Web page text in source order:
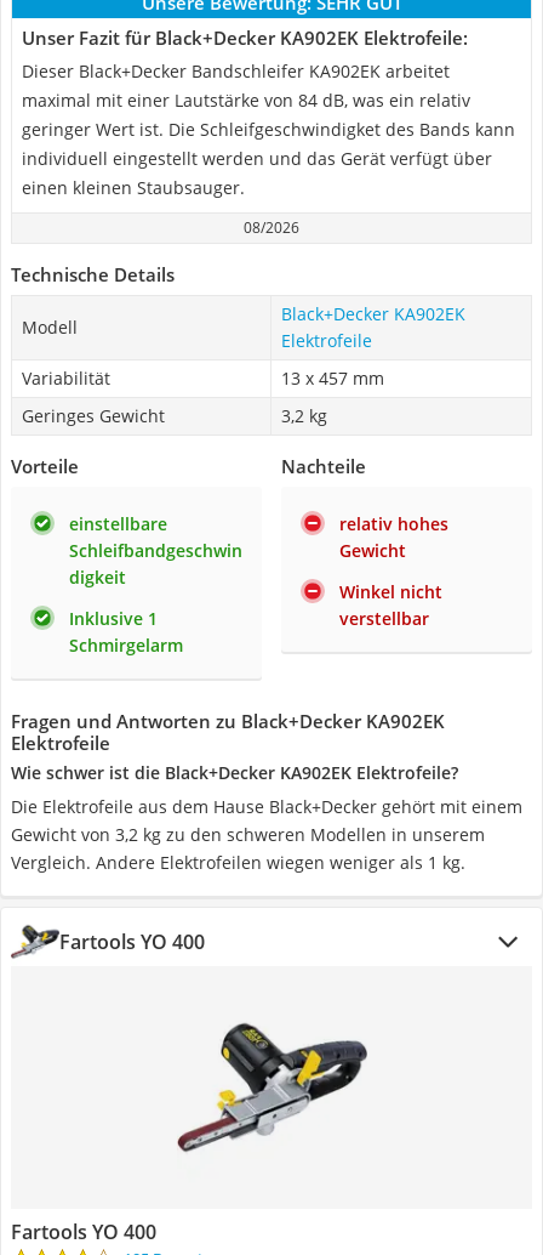
Unser Fazit für Black+Decker KA902EK Elektrofeile:
Dieser Black+Decker Bandschleifer KA902EK arbeitet
maximal mit einer Lautstärke von 84 dB, was ein relativ
geringer Wert ist. Die Schleifgeschwindigket des Bands kann
individuell eingestellt werden und das Gerät verfügt über
einen kleinen Staubsauger.
08/2026
Technische Details
Modell
Black+Decker KA902EK
Elektrofeile
Variabilität
13 x 457 mm
Geringes Gewicht
3,2 kg
Vorteile
einstellbare
Schleifbandgeschwin
digkeit
Inklusive 1
Schmirgelarm
Nachteile
relativ hohes
Gewicht
Winkel nicht
verstellbar
Fragen und Antworten zu Black+Decker KA902EK
Elektrofeile
Wie schwer ist die Black+Decker KA902EK Elektrofeile?
Die Elektrofeile aus dem Hause Black+Decker gehört mit einem
Gewicht von 3,2 kg zu den schweren Modellen in unserem
Vergleich. Andere Elektrofeilen wiegen weniger als 1 kg.
Fartools YO 400
Fartools YO 400